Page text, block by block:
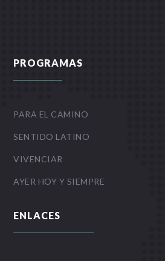
PROGRAMAS
PARA EL CAMINO
SENTIDO LATINO
VIVENCIAR
AYER HOY Y SIEMPRE
ENLACES